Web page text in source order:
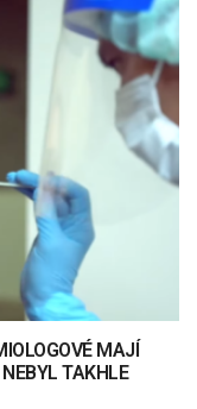
MAJÍ
TAKHLE